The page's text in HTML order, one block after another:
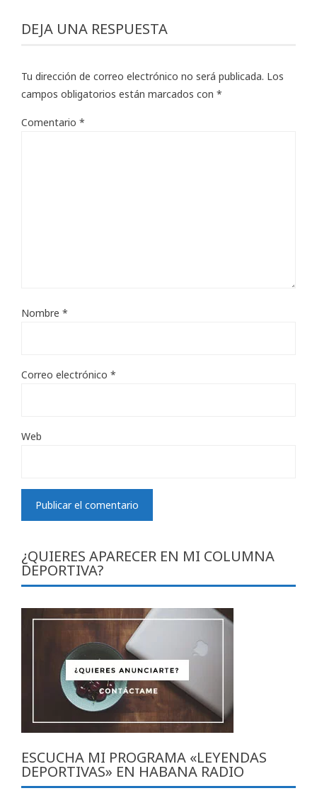
DEJA UNA RESPUESTA
Tu dirección de correo electrónico no será publicada. Los
campos obligatorios están marcados con *
Comentario *
Nombre *
Correo electrónico *
Web
¿QUIERES APARECER EN MI COLUMNA
DEPORTIVA?
ESCUCHA MI PROGRAMA «LEYENDAS
DEPORTIVAS» EN HABANA RADIO